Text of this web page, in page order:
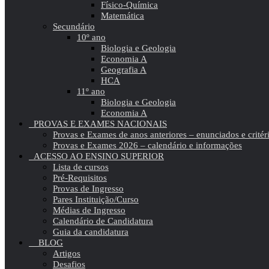
Físico-Química
Matemática
Secundário
10º ano
Biologia e Geologia
Economia A
Geografia A
HCA
11º ano
Biologia e Geologia
Economia A
PROVAS E EXAMES NACIONAIS
Provas e Exames de anos anteriores – enunciados e
Provas e Exames 2026 – calendário e informações
ACESSO AO ENSINO SUPERIOR
Lista de cursos
Pré-Requisitos
Provas de Ingresso
Pares Instituição/Curso
Médias de Ingresso
Calendário de Candidatura
Guia da candidatura
BLOG
Artigos
Desafios